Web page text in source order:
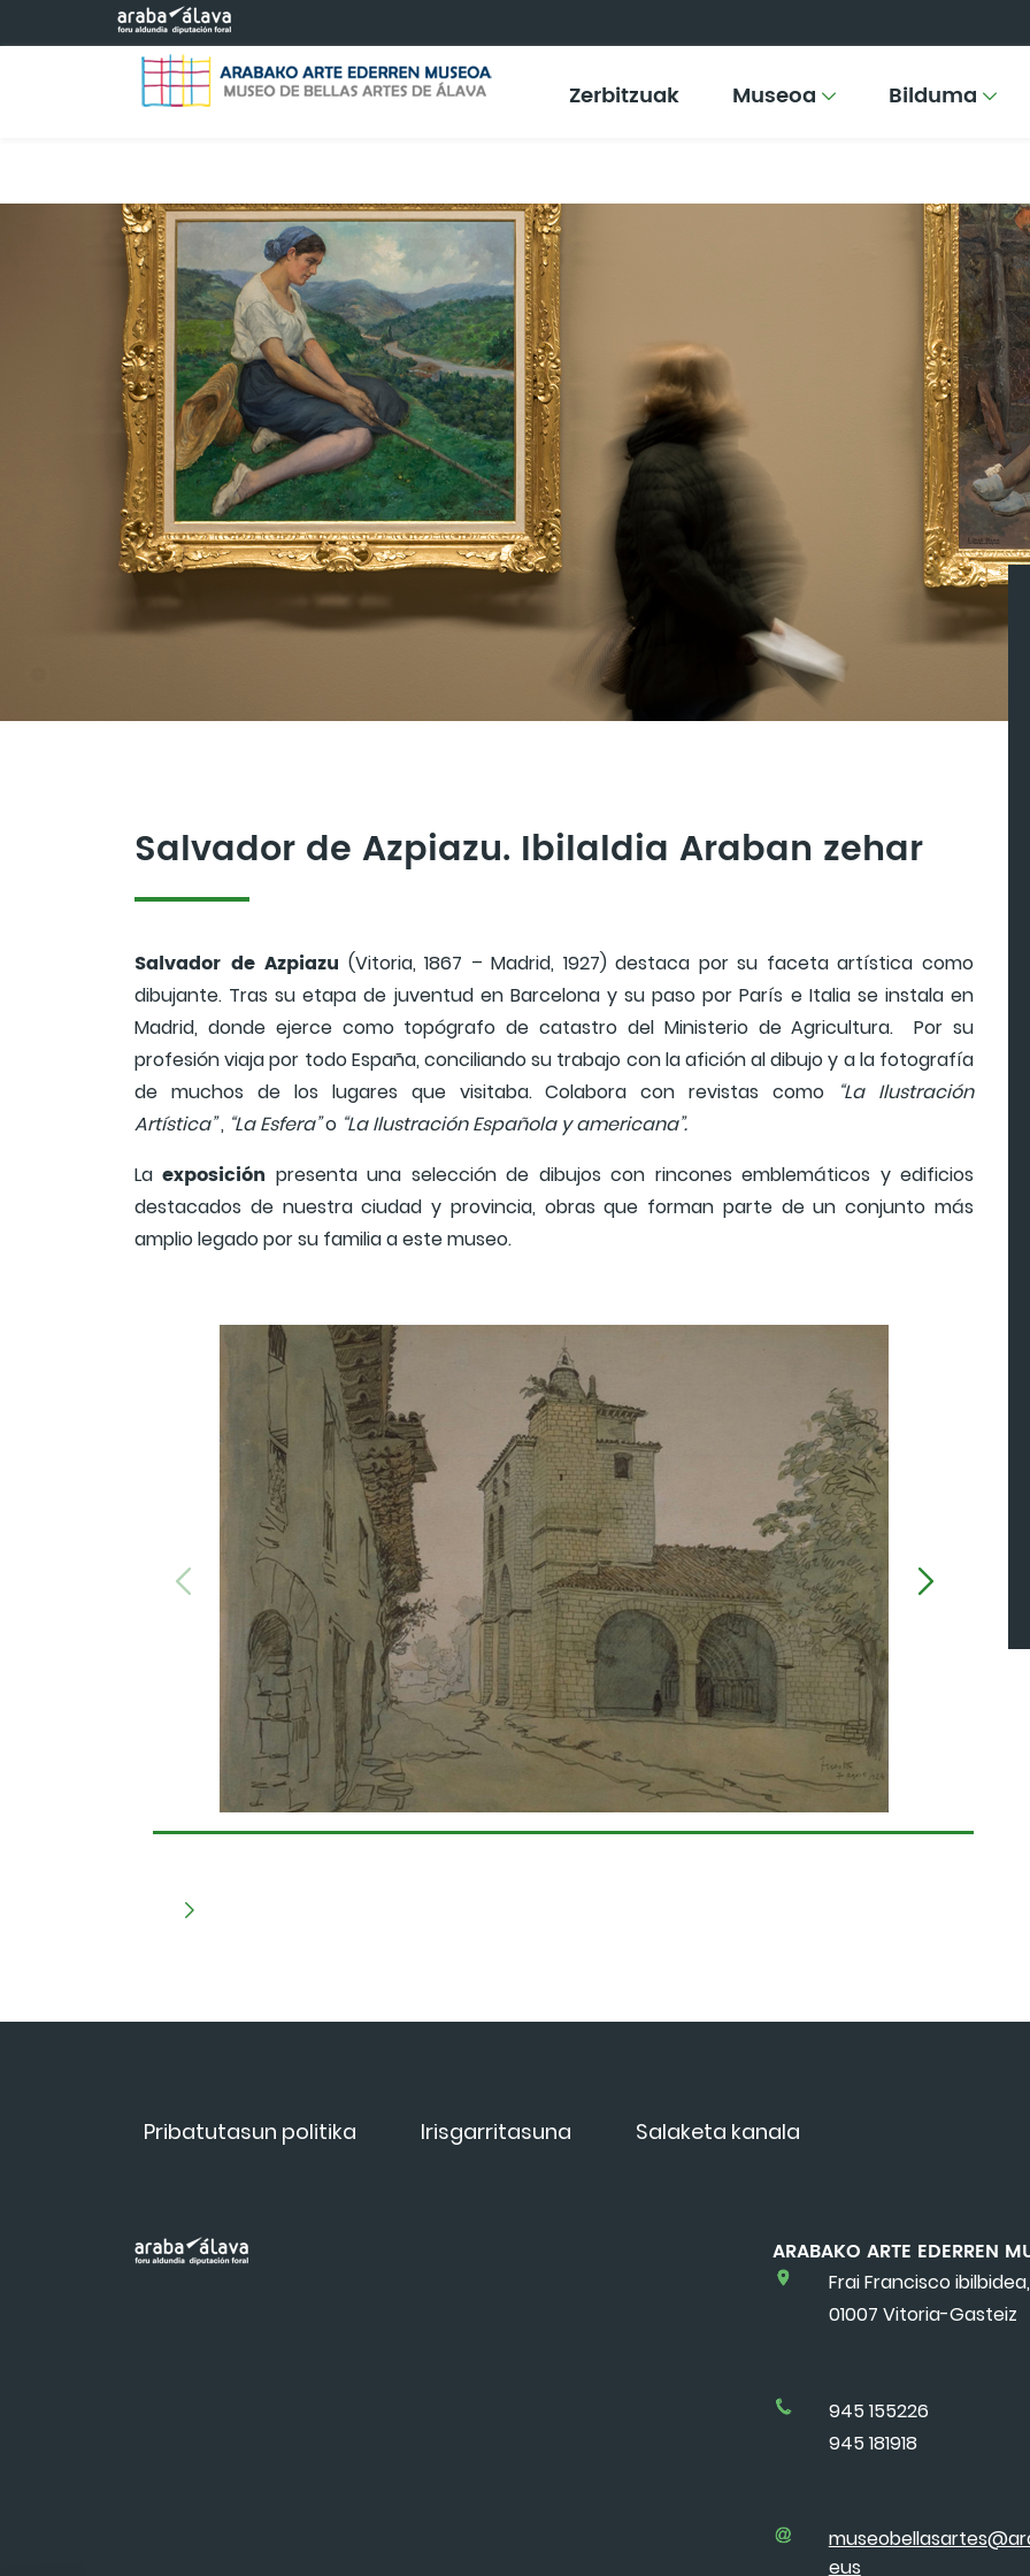
Eduki nagusira joan
Zerbitzuak Museoa Bilduma
Salvador de Azpiazu. Ibilaldia Araban zehar
Salvador de Azpiazu (Vitoria, 1867 – Madrid, 1927) destaca por su faceta artística como
dibujante. Tras su etapa de juventud en Barcelona y su paso por París e Italia se instala en
Madrid, donde ejerce como topógrafo de catastro del Ministerio de Agricultura. Por su
profesión viaja por todo España, conciliando su trabajo con la afición al dibujo y a la fotografía
de muchos de los lugares que visitaba. Colabora con revistas como
“La Ilustración
Artística”, “La Esfera”o “La Ilustración Española y americana”.
Laexposición presenta una selección de dibujos con rincones emblemáticos y edificios
destacados de nuestra ciudad y provincia, obras que forman parte de un conjunto más
amplio legado por su familia a este museo.
Pribatutasun politika Irisgarritasuna Salaketa kanala
ARABAKO ARTE EDERREN
Frai Francisco
01007 Vitoria-Gasteiz
945 155226
945 181918
eus